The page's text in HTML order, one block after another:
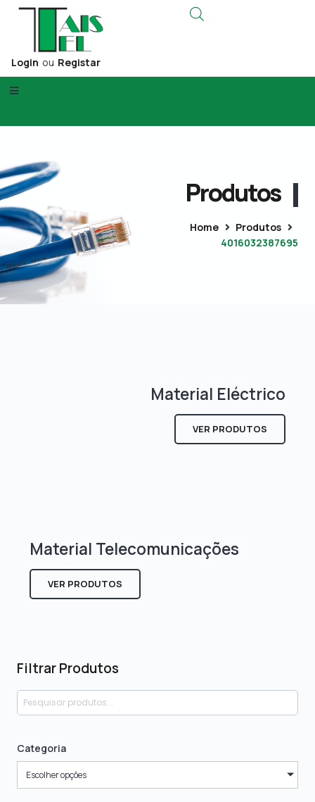
Login ou Registar
Produtos
Home
Produtos
4016032387695
Filtrar Produtos
Categoria
Escolher opções
Material Eléctrico
VER PRODUTOS
Material Telecomunicações
VER PRODUTOS